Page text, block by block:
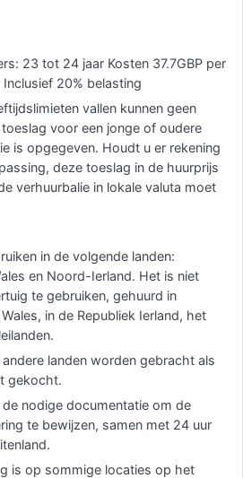
23 tot 24 jaar Kosten 37.7GBP per
20% belasting
vallen kunnen geen
voor een jonge of oudere
is opgegeven. Houdt u er rekening
deze toeslag in de huurprijs
verhuurbalie in lokale valuta moet
in de volgende landen:
en Noord-Ierland. Het is niet
te gebruiken, gehuurd in
in de Republiek Ierland, het
landen worden gebracht als
gekocht.
nodige documentatie om de
te bewijzen, samen met 24 uur
is op sommige locaties op het